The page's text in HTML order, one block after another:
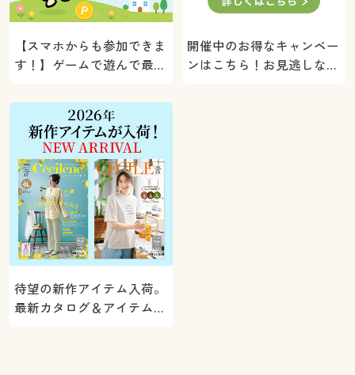
【スマホからも参加できま
す！】ゲームで遊んで最大
ト！
開催中のお得なキャンペー
ンはこちら！お見逃しな
待望の新作アイテム入荷。
最新カタログ＆アイテムを